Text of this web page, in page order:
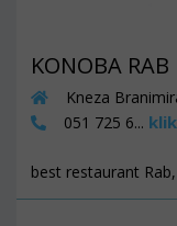
KONOBA RAB
Kneza
051 725 6...
best restaurant